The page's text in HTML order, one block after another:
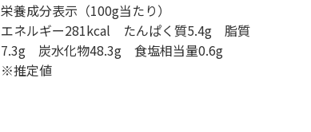
栄養成分表示（100g当たり）
エネルギー281kcal たんぱく質5.4g 脂質
7.3g 炭水化物48.3g 食塩相当量0.6g
※推定値